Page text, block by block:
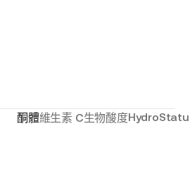
酮體維生素 C生物酸度